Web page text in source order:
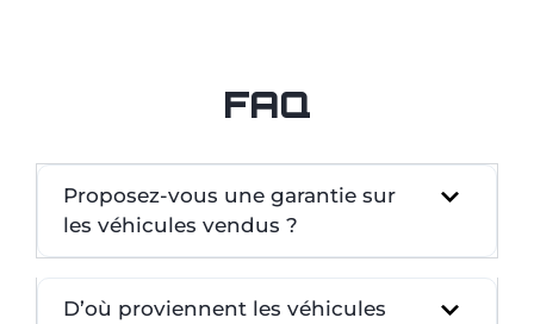
FAQ
Proposez-vous une garantie sur
les véhicules vendus ?
D’où proviennent les véhicules